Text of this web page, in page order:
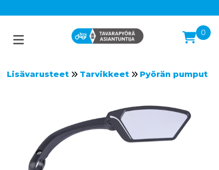
0
Lisävarusteet Tarvikkeet Pyörän pumput